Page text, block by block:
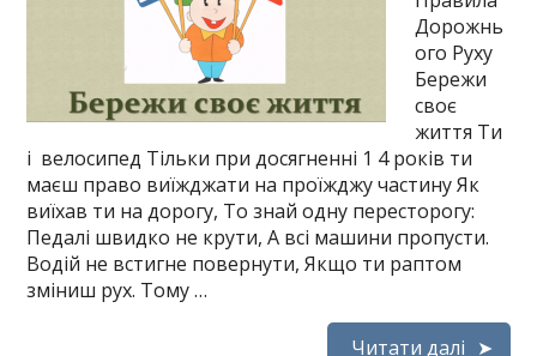
Дорожнь
ого Руху
Бережи
своє
життя Ти
і велосипед Тільки при досягненні 1 4 років ти
маєш право виїжджати на проїжджу частину Як
виїхав ти на дорогу, То знай одну пересторогу:
Педалі швидко не крути, А всі машини пропусти.
Водій не встигне повернути, Якщо ти раптом
зміниш рух. Тому …
Читати далі